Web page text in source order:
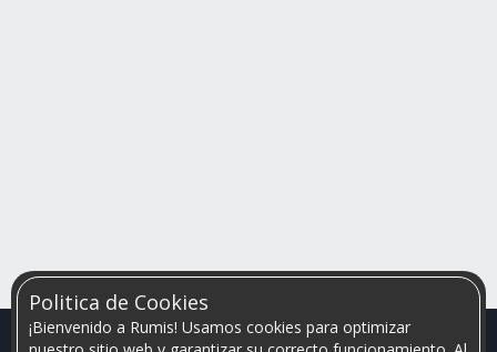
Politica de Cookies
¡Bienvenido a Rumis! Usamos cookies para optimizar